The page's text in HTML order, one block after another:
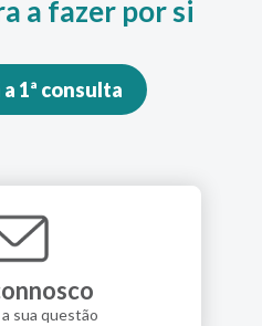
a fazer por si
1ª consulta
sua questão